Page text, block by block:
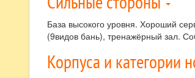
База высокого уровня. Хороший
(9видов бань), тренажёрный зал.
Корпуса и категории